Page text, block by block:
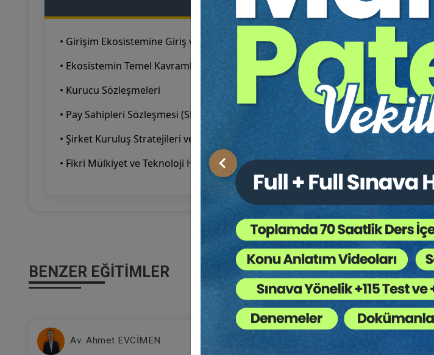
Önceki
• Girişim Ekosistemine Giriş ve Hukukun Konumu
• Ekosistemin Temel Kavramları
• Kurucu Sözleşmeleri
• Pay Sahipleri Sözleşmesi (SHA) Mimarisi
• Şirket Kuruluş Stratejileri ve Yapılandırma
• Fikri Mülkiyet ve Teknoloji Hukuku
BENZER EĞITIMLER
Av. Ahmet EVCİMEN Av. Ahmet EVCİMEN